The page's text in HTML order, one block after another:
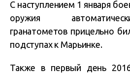
С наступлением 1 января
оружия
гранатометов прицельно
подступах к Марьинке.
Также в первый день